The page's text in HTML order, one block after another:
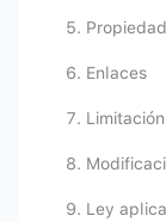
Enlaces
Ley